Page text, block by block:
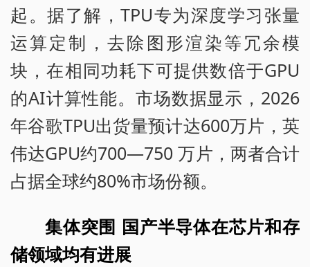
起。据了解，TPU专为深度学习张量
运算定制，去除图形渲染等冗余模
块，在相同功耗下可提供数倍于GPU
的AI计算性能。市场数据显示，2026
年谷歌TPU出货量预计达600万片，英
伟达GPU约700—750 万片，两者合计
占据全球约80%市场份额。
集体突围 国产半导体在芯片和存
储领域均有进展